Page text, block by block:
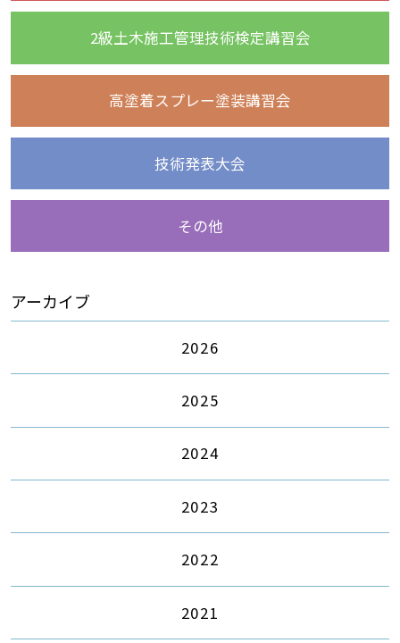
2級土木施工管理技術検定講習会
高塗着スプレー塗装講習会
技術発表大会
その他
アーカイブ
2026
2025
2024
2023
2022
2021